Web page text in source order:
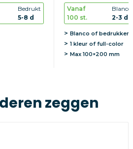
Bedrukt
5-8 d
Vanaf
100 st.
Blanco
2-3 d
Blanco of bedrukken
1 kleur of full-color
Max100×200 mm
zeggen